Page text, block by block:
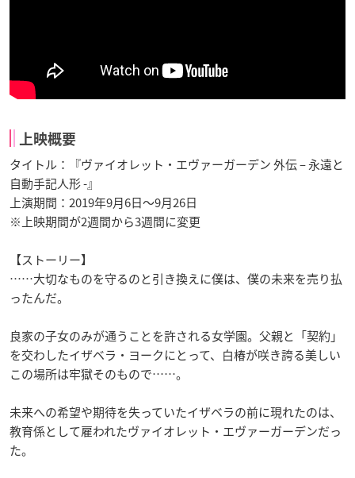
上映概要
タイトル：『ヴァイオレット・エヴァーガーデン 外伝 – 永遠と
自動手記人形 -』
上演期間：2019年9月6日〜9月26日
※上映期間が2週間から3週間に変更
【ストーリー】
……大切なものを守るのと引き換えに僕は、僕の未来を売り払
ったんだ。
良家の子女のみが通うことを許される女学園。父親と「契約」
を交わしたイザベラ・ヨークにとって、白椿が咲き誇る美しい
この場所は牢獄そのもので……。
未来への希望や期待を失っていたイザベラの前に現れたのは、
教育係として雇われたヴァイオレット・エヴァーガーデンだっ
た。